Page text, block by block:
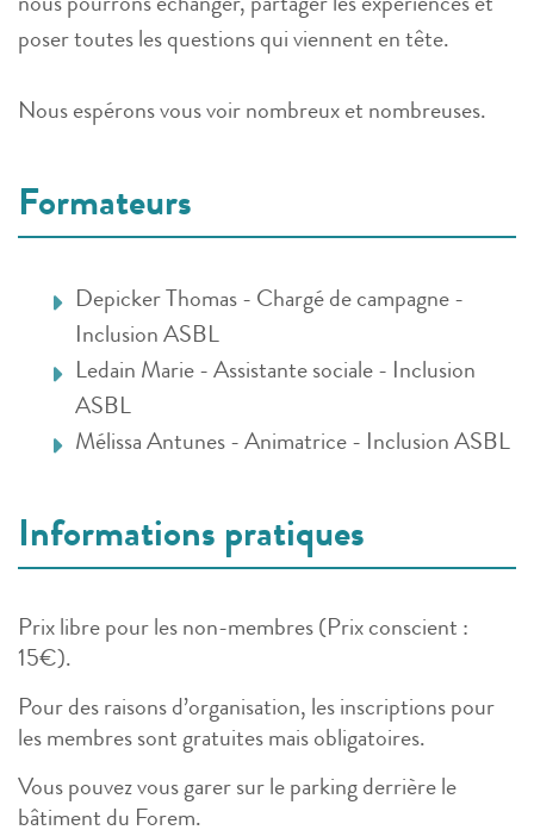
nous pourrons échanger, partager les expériences et
poser toutes les questions qui viennent en tête.
Nous espérons vous voir nombreux et nombreuses.
Formateurs
Depicker Thomas - Chargé de campagne -
Inclusion ASBL
Ledain Marie - Assistante sociale - Inclusion
ASBL
Mélissa Antunes - Animatrice - Inclusion ASBL
Informations pratiques
Prix libre pour les non-membres (Prix conscient :
15€).
Pour des raisons d’organisation, les inscriptions pour
les membres sont gratuites mais obligatoires.
Vous pouvez vous garer sur le parking derrière le
bâtiment du Forem.